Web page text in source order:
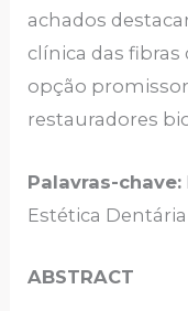
achados
clínica das
opção
restauradores
Palavras-chave:
Estética Dentária
ABSTRACT